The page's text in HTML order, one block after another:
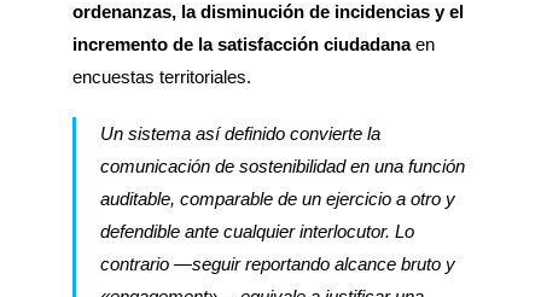
ordenanzas, la disminución de incidencias y el
incremento de la satisfacción ciudadanaen
encuestas territoriales.
Un sistema así definido convierte la
comunicación de sostenibilidad en una función
auditable, comparable de un ejercicio a otro y
defendible ante cualquier interlocutor. Lo
contrario —seguir reportando alcance bruto y